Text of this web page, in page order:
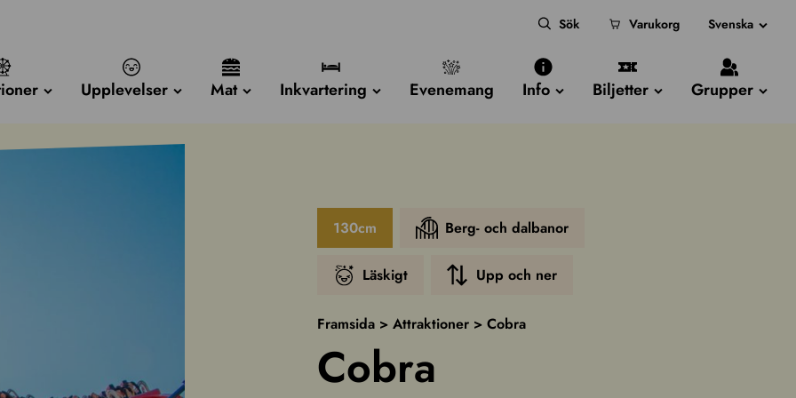
Sök Varukorg Svenska
Upplevelser Mat Inkvartering Evenemang Info Biljetter Grupper
130cm Berg- och dalbanor
Läskigt Upp och ner
Framsida> Attraktioner> Cobra
Cobra